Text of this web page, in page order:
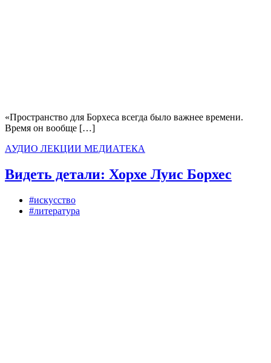
«Пространство для Борхеса всегда было важнее времени.
Время он вообще […]
АУДИО ЛЕКЦИИ МЕДИАТЕКА
Видеть детали: Хорхе Луис Борхес
#искусство
#литература